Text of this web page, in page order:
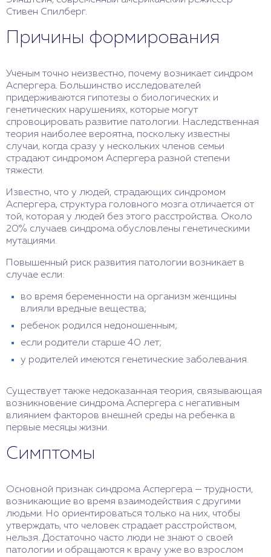
Стивен Спилберг.
Причины формирования
Ученым точно неизвестно, почему возникает синдром
Аспергера. Большинство исследователей
придерживаются гипотезы о биологических и
генетических нарушениях, которые могут
спровоцировать развитие патологии. Наследственная
теория наиболее вероятна, поскольку известны
случаи, когда сразу у нескольких членов семьи
страдают синдромом Аспергера разной степени
тяжести.
Известно, что у людей, страдающих синдромом
Аспергера, структура головного мозга отличается от
той, которая у людей без этого расстройства. Около
20% случаев синдрома обусловлены генетическими
мутациями.
Повышенный риск развития патологии возникает в
случае если:
во время беременности на организм женщины
влияли вредные вещества;
ребенок родился недоношенным;
если родители старше 40 лет;
у родителей имеются генетические заболевания.
Существует также недоказанная теория, связывающая
возникновение синдрома Аспергера с негативным
влиянием факторов внешней среды на ребенка в
первые месяцы жизни.
Симптомы
Основной признак синдрома Аспергера — трудности,
возникающие во время взаимодействия с другими
людьми. Но ориентироваться только на них, чтобы
утверждать, что человек страдает расстройством,
нельзя. Достаточно часто люди не знают о своей
патологии и обращаются к врачу уже во взрослом